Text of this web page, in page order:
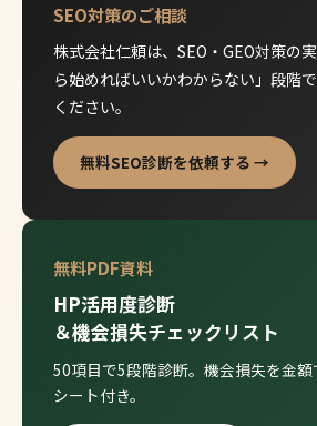
SEO対策のご相談
株式会社仁頼は、SEO・GEO対策の
ら始めればいいかわからない」段階
ください。
無料SEO診断を依頼する →
無料PDF資料
HP活用度診断
＆機会損失チェックリスト
50項目で5段階診断。機会損失を金
シート付き。